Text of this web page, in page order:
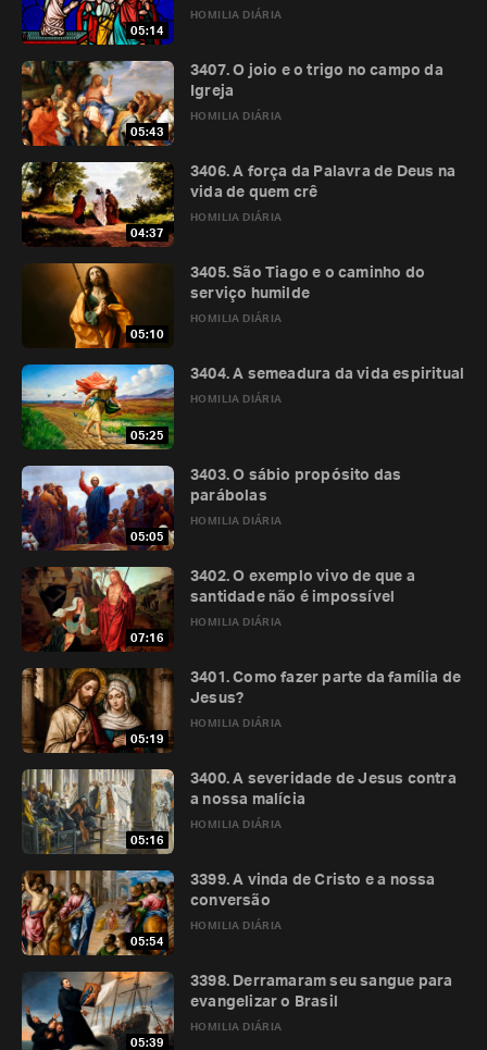
05:14
HOMILIA DIÁRIA
05:43
HOMILIA DIÁRIA
3407. O joio e o trigo no campo da
Igreja
04:37
HOMILIA DIÁRIA
3406. A força da Palavra de Deus na
vida de quem crê
05:10
HOMILIA DIÁRIA
3405. São Tiago e o caminho do
serviço humilde
05:25
HOMILIA DIÁRIA
3404. A semeadura da vida espiritual
05:05
HOMILIA DIÁRIA
3403. O sábio propósito das
parábolas
07:16
HOMILIA DIÁRIA
3402. O exemplo vivo de que a
santidade não é impossível
05:19
HOMILIA DIÁRIA
3401. Como fazer parte da família de
Jesus?
05:16
HOMILIA DIÁRIA
3400. A severidade de Jesus contra
a nossa malícia
05:54
HOMILIA DIÁRIA
3399. A vinda de Cristo e a nossa
conversão
05:39
HOMILIA DIÁRIA
3398. Derramaram seu sangue para
evangelizar o Brasil